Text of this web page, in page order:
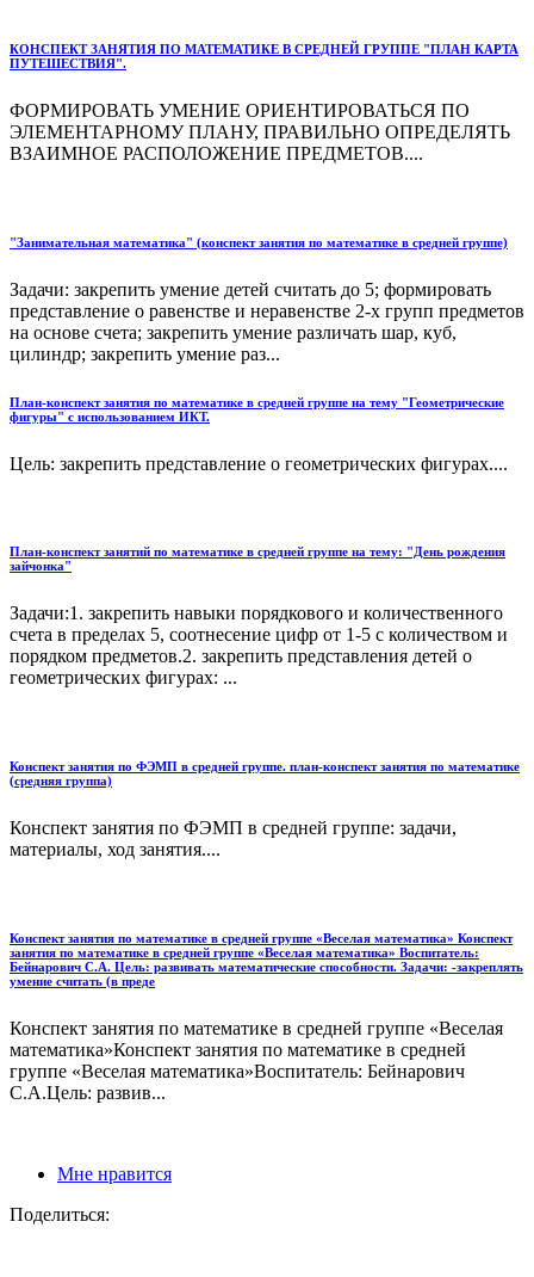
КОНСПЕКТ ЗАНЯТИЯ ПО МАТЕМАТИКЕ В СРЕДНЕЙ ГРУППЕ "ПЛАН КАРТА
ПУТЕШЕСТВИЯ".
ФОРМИРОВАТЬ УМЕНИЕ ОРИЕНТИРОВАТЬСЯ ПО
ЭЛЕМЕНТАРНОМУ ПЛАНУ, ПРАВИЛЬНО ОПРЕДЕЛЯТЬ
ВЗАИМНОЕ РАСПОЛОЖЕНИЕ ПРЕДМЕТОВ....
"Занимательная математика" (конспект занятия по математике в средней группе)
Задачи: закрепить умение детей считать до 5; формировать
представление о равенстве и неравенстве 2-х групп предметов
на основе счета; закрепить умение различать шар, куб,
цилиндр; закрепить умение раз...
План-конспект занятия по математике в средней группе на тему "Геометрические
фигуры" с использованием ИКТ.
Цель: закрепить представление о геометрических фигурах....
План-конспект занятий по математике в средней группе на тему: "День рождения
зайчонка"
Задачи:1. закрепить навыки порядкового и количественного
счета в пределах 5, соотнесение цифр от 1-5 с количеством и
порядком предметов.2. закрепить представления детей о
геометрических фигурах: ...
Конспект занятия по ФЭМП в средней группе. план-конспект занятия по математике
(средняя группа)
Конспект занятия по ФЭМП в средней группе: задачи,
материалы, ход занятия....
Конспект занятия по математике в средней группе «Веселая математика» Конспект
занятия по математике в средней группе «Веселая математика» Воспитатель:
Бейнарович С.А. Цель: развивать математические способности. Задачи: -закреплять
умение считать (в преде
Конспект занятия по математике в средней группе «Веселая
математика»Конспект занятия по математике в средней
группе «Веселая математика»Воспитатель: Бейнарович
С.А.Цель: развив...
Мне нравится
Поделиться: